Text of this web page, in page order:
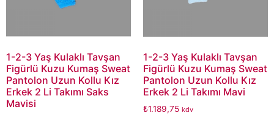
1-2-3 Yaş Kulaklı Tavşan
Figürlü Kuzu Kumaş Sweat
Pantolon Uzun Kollu Kız
Erkek 2 Li Takımı Saks
Mavisi
1-2-3 Yaş Kulaklı Tavşan
Figürlü Kuzu Kumaş Sweat
Pantolon Uzun Kollu Kız
Erkek 2 Li Takımı Mavi
₺1.189,75 kdv